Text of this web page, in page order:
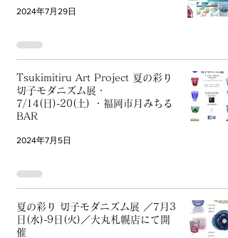
2024年7月29日
Tsukimitiru Art Project 夏の彩り
切子モダニズム展・
7/14(日)-20(土) ・福岡市月みちる
BAR
2024年7月5日
夏の彩り 切子モダニズム展 ／7月3
日(水)-9日(火)／大丸札幌店にて開
催